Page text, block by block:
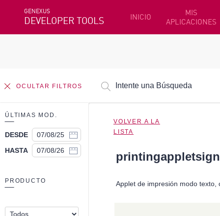
GENEXUS
DEVELOPER TOOLS INICIO
MIS
APLICACIONES